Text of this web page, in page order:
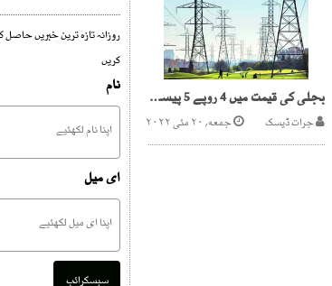
بجلی کی قیمت میں 4 روپے 5 پیسے مزید اضافے کا امکان
جرات ڈیسک جمعه, ۲۰ مئی ۲۰۲۲
روزانہ تازہ ترین خبریں
کریں
نام
ای میل